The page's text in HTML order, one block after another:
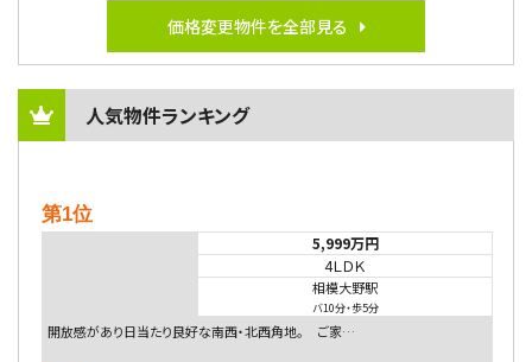
価格変更物件を全部見る
人気物件ランキング
第1位
5,999万円
4ＬＤＫ
相模大野駅
バ10分・歩5分
開放感があり日当たり良好な南西・北西角地。 ご家…